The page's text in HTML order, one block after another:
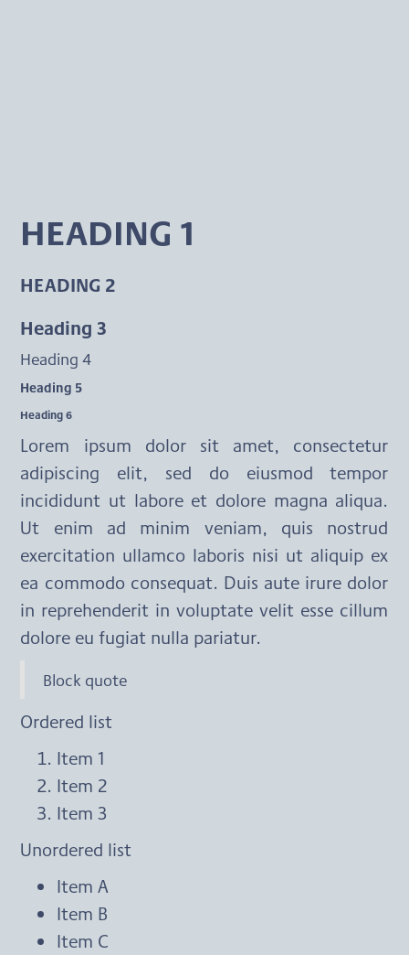
HEADING 1
HEADING 2
Heading 3
Heading 4
Heading 5
Heading 6
Lorem ipsum dolor sit amet, consectetur
adipiscing elit, sed do eiusmod tempor
incididunt ut labore et dolore magna aliqua.
Ut enim ad minim veniam, quis nostrud
exercitation ullamco laboris nisi ut aliquip ex
ea commodo consequat. Duis aute irure dolor
in reprehenderit in voluptate velit esse cillum
dolore eu fugiat nulla pariatur.
Block quote
Ordered list
Item 1
Item 2
Item 3
Unordered list
Item A
Item B
Item C